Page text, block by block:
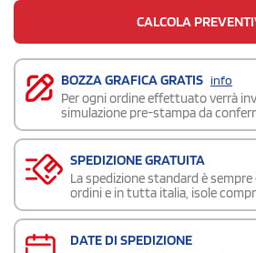
CALCOLA
BOZZA GRAFICA GRATIS info
Per ogni ordine effettuato verrà
simulazione pre-stampa da
SPEDIZIONE GRATUITA
La spedizione standard è
ordini e in tutta italia, isole
DATE DI SPEDIZIONE